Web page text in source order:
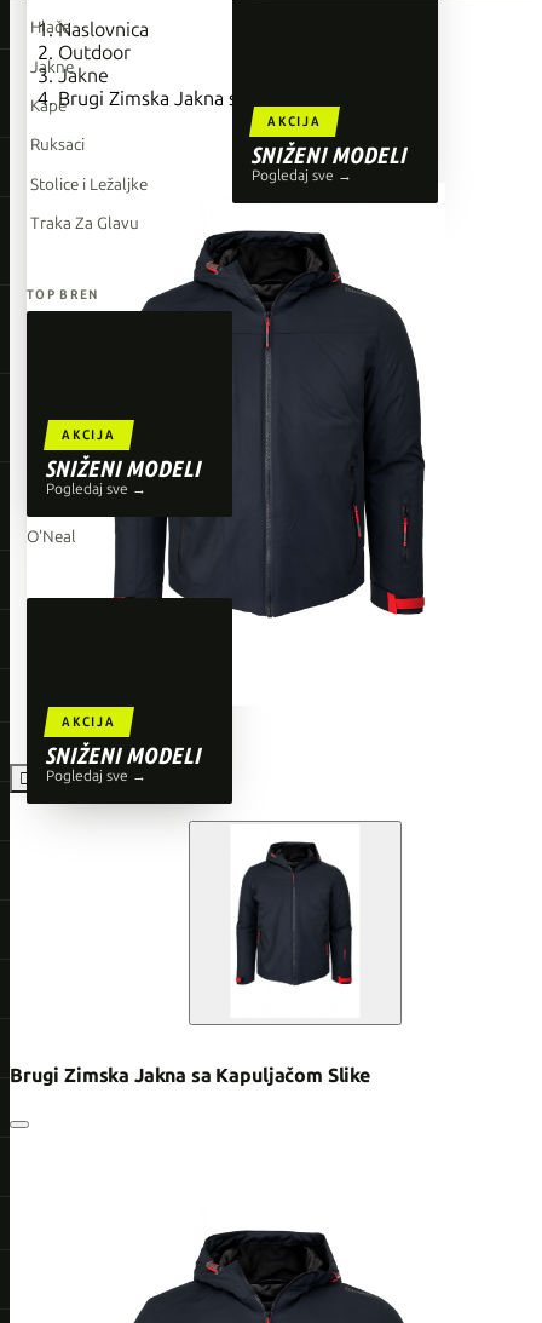
Giant
Orbea
Liv
Shimano
Wahoo
AKCIJA
SNIŽENI MODELI
Pogledaj sve →
AKCIJA
SNIŽENI MODELI
Pogledaj sve →
Hlače
Jakne
Kape
Ruksaci
Stolice i Ležaljke
Traka Za Glavu
TOP BRENDOVI
Liv
Shimano
Wahoo
O'Neal
AKCIJA
SNIŽENI MODELI
Pogledaj sve →
Naslovnica
Outdoor
Jakne
Brugi Zimska Jakna sa Kapuljačom

Brugi Zimska Jakna sa Kapuljačom Slike